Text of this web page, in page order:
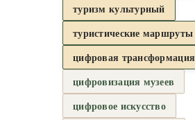
туризм культурный
туристические маршруты
цифровая трансформация
цифровизация музеев
цифровое искусство